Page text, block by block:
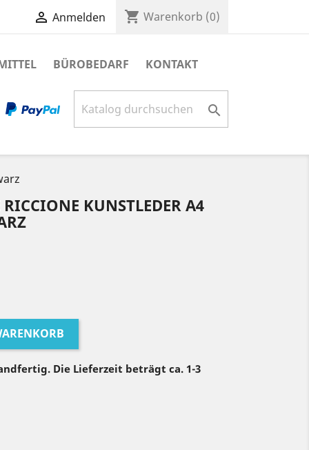
 Anmelden shopping_cart Warenkorb (0)
BÜROBEDARF KONTAKT

KUNSTLEDER A4
Die Lieferzeit beträgt ca. 1-3